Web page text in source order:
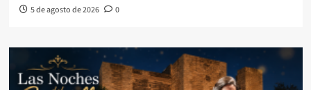
5 de agosto de 2026 0